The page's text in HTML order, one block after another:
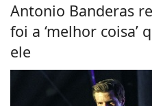
Antonio Banderas
foi a ‘melhor coisa’
ele